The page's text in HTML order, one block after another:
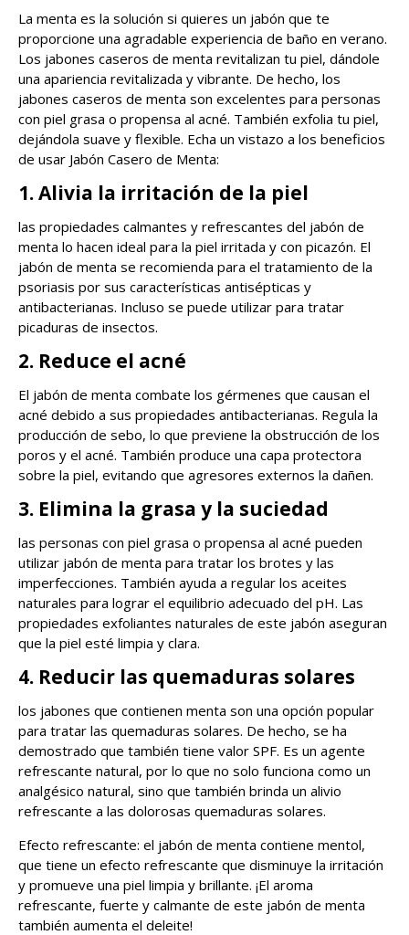
La menta es la solución si quieres un jabón que te
proporcione una agradable experiencia de baño en verano.
Los jabones caseros de menta revitalizan tu piel, dándole
una apariencia revitalizada y vibrante. De hecho, los
jabones caseros de menta son excelentes para personas
con piel grasa o propensa al acné. También exfolia tu piel,
dejándola suave y flexible. Echa un vistazo a los beneficios
de usar Jabón Casero de Menta:
1. Alivia la irritación de la piel
las propiedades calmantes y refrescantes del jabón de
menta lo hacen ideal para la piel irritada y con picazón. El
jabón de menta se recomienda para el tratamiento de la
psoriasis por sus características antisépticas y
antibacterianas. Incluso se puede utilizar para tratar
picaduras de insectos.
2. Reduce el acné
El jabón de menta combate los gérmenes que causan el
acné debido a sus propiedades antibacterianas. Regula la
producción de sebo, lo que previene la obstrucción de los
poros y el acné. También produce una capa protectora
sobre la piel, evitando que agresores externos la dañen.
3. Elimina la grasa y la suciedad
las personas con piel grasa o propensa al acné pueden
utilizar jabón de menta para tratar los brotes y las
imperfecciones. También ayuda a regular los aceites
naturales para lograr el equilibrio adecuado del pH. Las
propiedades exfoliantes naturales de este jabón aseguran
que la piel esté limpia y clara.
4. Reducir las quemaduras solares
los jabones que contienen menta son una opción popular
para tratar las quemaduras solares. De hecho, se ha
demostrado que también tiene valor SPF. Es un agente
refrescante natural, por lo que no solo funciona como un
analgésico natural, sino que también brinda un alivio
refrescante a las dolorosas quemaduras solares.
Efecto refrescante: el jabón de menta contiene mentol,
que tiene un efecto refrescante que disminuye la irritación
y promueve una piel limpia y brillante. ¡El aroma
refrescante, fuerte y calmante de este jabón de menta
también aumenta el deleite!